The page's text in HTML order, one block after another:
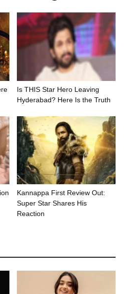
Is THIS Star Hero Leaving
Hyderabad? Here Is the Truth
Kannappa First Review Out:
Super Star Shares His
Reaction